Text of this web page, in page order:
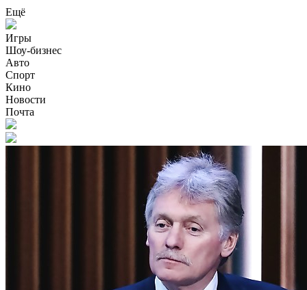
Ещё
Игры
Шоу-бизнес
Авто
Спорт
Кино
Новости
Почта